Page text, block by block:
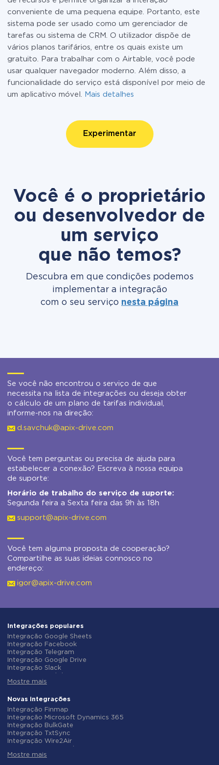
conveniente de uma pequena equipe. Portanto, este
sistema pode ser usado como um gerenciador de
tarefas ou sistema de CRM. O utilizador dispõe de
vários planos tarifários, entre os quais existe um
gratuito. Para trabalhar com o Airtable, você pode
usar qualquer navegador moderno. Além disso, a
funcionalidade do serviço está disponível por meio de
um aplicativo móvel.
Mais detalhes
Experimentar
Você é o proprietário
ou desenvolvedor de
um serviço
que não temos?
Descubra em que condições podemos
implementar a integração
com o seu serviço nesta página
Se você não encontrou o serviço de que
necessita na lista de integrações ou deseja obter
o cálculo de um plano de tarifas individual,
informe-nos na direção:
d.savchuk@apix-drive.com
Você tem perguntas ou precisa de ajuda para
estabelecer a conexão? Escreva à nossa equipa
de suporte:
Horário de trabalho do serviço de suporte:
Segunda feira a Sexta feira das 9h às 18h
support@apix-drive.com
Você tem alguma proposta de cooperação?
Compartilhe as suas ideias connosco no
endereço:
igor@apix-drive.com
Integrações populares
Integração Google Sheets
Integração Facebook
Integração Telegram
Integração Google Drive
Integração Slack
Integração Gmail
Integração ClickUp
Integração Airtable
Integração Google Contacts
Integração OpenAI (ChatGPT)
Integração Instagram
Integração ActiveCampaign
Integração Typeform
Integração Salesforce CRM
Mostre mais
Novas integrações
Integração Finmap
Integração Microsoft Dynamics 365
Integração BulkGate
Integração TxtSync
Integração Wire2Air
Integração Infobip
Mostre mais